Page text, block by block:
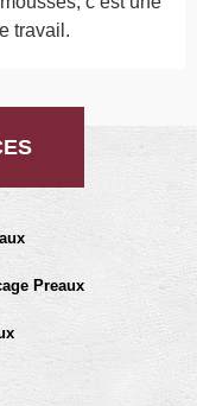
travail.
Preaux